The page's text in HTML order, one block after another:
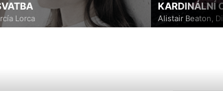
KARDINÁLNÍ CHYBA
Alistair Beaton, Dietmar